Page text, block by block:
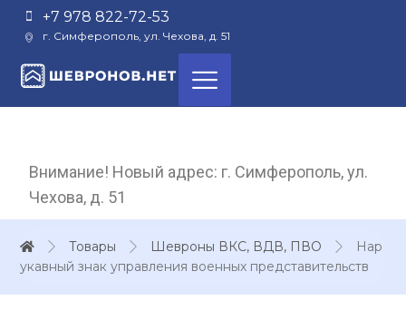
+7 978 822-72-53
г. Симферополь, ул. Чехова, д. 51
Внимание! Новый адрес: г. Симферополь, ул.
Чехова, д. 51
Товары Шевроны ВКС, ВДВ, ПВО
Нар
укавный знак управления военных представительств